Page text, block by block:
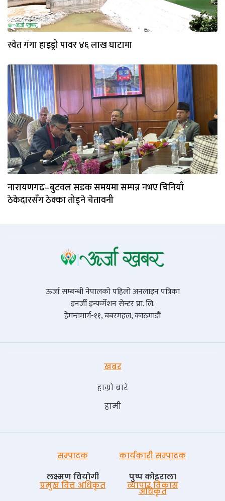
स्वेत गंगा हाइड्रो पावर ४६ लाख घाटामा
नारायणगढ–बुटवल सडक समयमा सम्पन्न नभए चिनियाँ
ठेकेदारसँग ठेक्का तोड्ने चेतावनी
ऊर्जा सम्बन्धी नेपालको पहिलो अनलाइन पत्रिका
इनर्जी इन्फर्मेशन सेन्टर प्रा. लि.
हेमन्तमार्ग-११, बबरमहल, काठमाडौं
खबर
हाम्रो बारे
हामी
सम्पादक
लक्ष्मण वियोगी
कार्यकारी सम्पादक
पुष्प काेइराला
प्रमुख वित्त अधिकृत
व्यापार विकास
अधिकृत